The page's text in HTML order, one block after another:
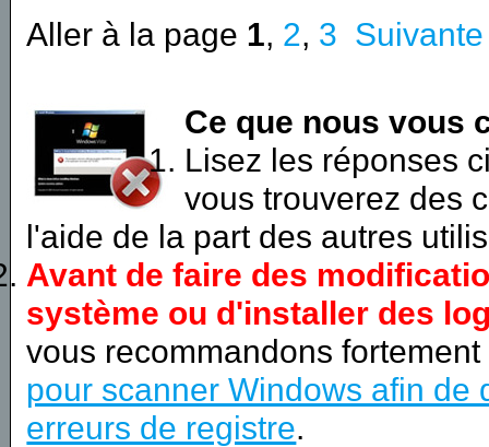
Aller à la page 1, 2, 3 Suivante
Ce que nous vous
Lisez les réponses
vous trouverez des
l'aide de la part des autres
Avant de faire des
système ou d'installer des
vous recommandons
pour scanner Windows afin de
erreurs de registre.